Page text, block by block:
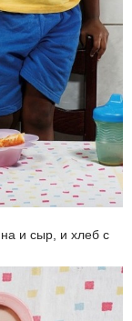
и сыр, и хлеб с